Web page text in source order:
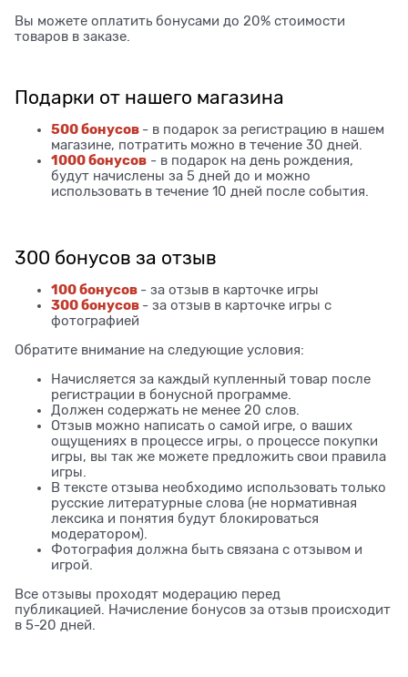
Вы можете оплатить бонусами до 20% стоимости
товаров в заказе.
Подарки от нашего магазина
500 бонусов - в подарок за регистрацию в нашем
магазине, потратить можно в течение 30 дней.
1000 бонусов - в подарок на день рождения,
будут начислены за 5 дней до и можно
использовать в течение 10 дней после события.
300 бонусов за отзыв
100 бонусов - за отзыв в карточке игры
300 бонусов - за отзыв в карточке игры с
фотографией
Обратите внимание на следующие условия:
Начисляется за каждый купленный товар после
регистрации в бонусной программе.
Должен содержать не менее 20 слов.
Отзыв можно написать о самой игре, о ваших
ощущениях в процессе игры, о процессе покупки
игры, вы так же можете предложить свои правила
игры.
В тексте отзыва необходимо использовать только
русские литературные слова (не нормативная
лексика и понятия будут блокироваться
модератором).
Фотография должна быть связана с отзывом и
игрой.
Все отзывы проходят модерацию перед
публикацией. Начисление бонусов за отзыв происходит
в 5-20 дней.